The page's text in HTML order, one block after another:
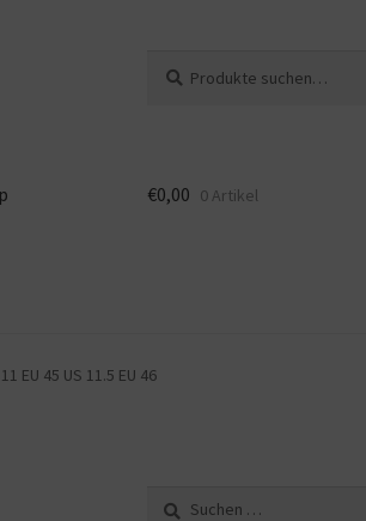
nach:
€0,00 0 Artikel
EU 45 US 11.5 EU 46